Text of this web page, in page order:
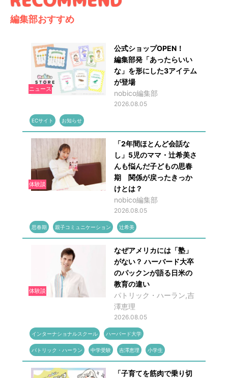
編集部おすすめ
ニュース
公式ショップOPEN！
編集部発「あったらいい
な」を形にした3アイテム
が登場
nobico編集部
2026.08.05
ECサイト お知らせ
体験談
「2年間ほとんど会話な
し」5児のママ・辻希美さ
んも悩んだ子どもの思春
期 関係が戻ったきっか
けとは？
nobico編集部
2026.08.05
思春期 親子コミュニケーション 辻希美
体験談
なぜアメリカには「塾」
がない？ ハーバード大卒
のパックンが語る日米の
教育の違い
パトリック・ハーラン,吉
澤恵理
2026.08.05
インターナショナルスクール ハーバード大学
パトリック・ハーラン 中学受験 吉澤恵理 小学生
「子育てを筋肉で乗り切